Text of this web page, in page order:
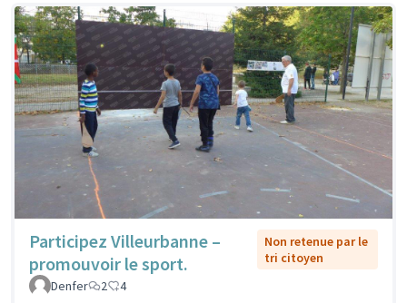
Participez Villeurbanne –
promouvoir le sport.
Non retenue par le
tri citoyen
Denfer
2 4